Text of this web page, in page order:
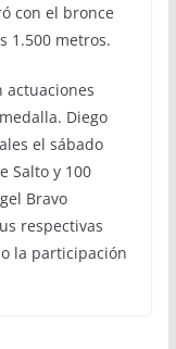
con el bronce
1.500 metros.
actuaciones
Diego
el sábado
Salto y 100
Bravo
respectivas
la participación